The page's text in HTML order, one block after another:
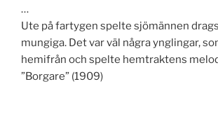
…
Ute på fartygen spelte sjömännen
mungiga. Det var väl några ynglingar,
hemifrån och spelte hemtraktens
”Borgare” (1909)